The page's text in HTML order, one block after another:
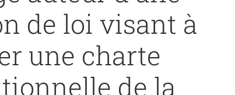
de loi visant à
une charte
de la